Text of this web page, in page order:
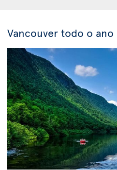
Vancouver todo o ano